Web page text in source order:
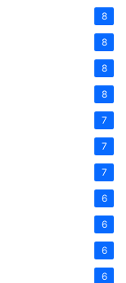
8
8
8
8
7
7
7
6
6
6
6